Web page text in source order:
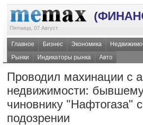
Пятница, 07 Август
Главное Бизнес Экономика
Рынки
Индикаторы рынка Авто
Проводил махинации с
недвижимости:
чиновнику "Нафтогаза"
подозрении